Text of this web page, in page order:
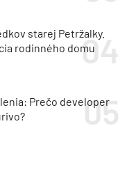
starej Petržalky.
rodinného domu
Prečo developer